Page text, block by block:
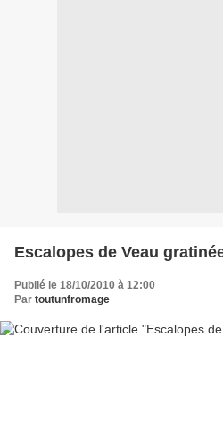
Escalopes de Veau
Publié le 18/10/2010 à 12:00
Par toutunfromage